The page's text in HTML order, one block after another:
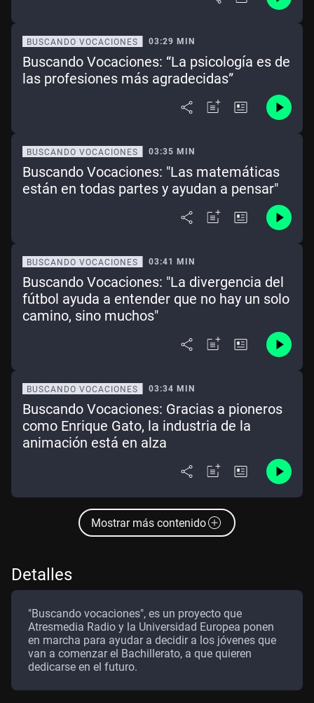
BUSCANDO VOCACIONES 03:29 MIN
Buscando Vocaciones: “La psicología es de
las profesiones más agradecidas”
BUSCANDO VOCACIONES 03:35 MIN
Buscando Vocaciones: "Las matemáticas
están en todas partes y ayudan a pensar"
BUSCANDO VOCACIONES 03:41 MIN
Buscando Vocaciones: "La divergencia del
fútbol ayuda a entender que no hay un solo
camino, sino muchos"
BUSCANDO VOCACIONES 03:34 MIN
Buscando Vocaciones: Gracias a pioneros
como Enrique Gato, la industria de la
animación está en alza
Mostrar más contenido
Detalles
"Buscando vocaciones", es un proyecto que
Atresmedia Radio y la Universidad Europea ponen
en marcha para ayudar a decidir a los jóvenes que
van a comenzar el Bachillerato, a que quieren
dedicarse en el futuro.